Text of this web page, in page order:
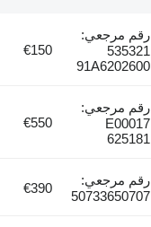
رقم مرجعي:
535321
91A6202600
€150
رقم مرجعي:
E00017
625181
€550
رقم مرجعي:
50733650707
€390